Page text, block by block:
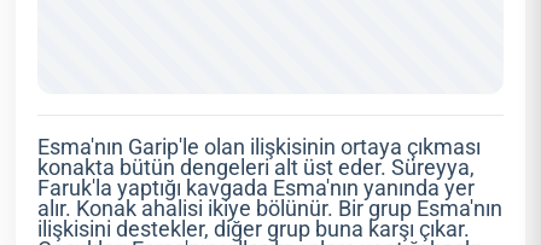
Esma'nın Garip'le olan ilişkisinin ortaya çıkması
konakta bütün dengeleri alt üst eder. Süreyya,
Faruk'la yaptığı kavgada Esma'nın yanında yer
alır. Konak ahalisi ikiye bölünür. Bir grup Esma'nın
ilişkisini destekler, diğer grup buna karşı çıkar.